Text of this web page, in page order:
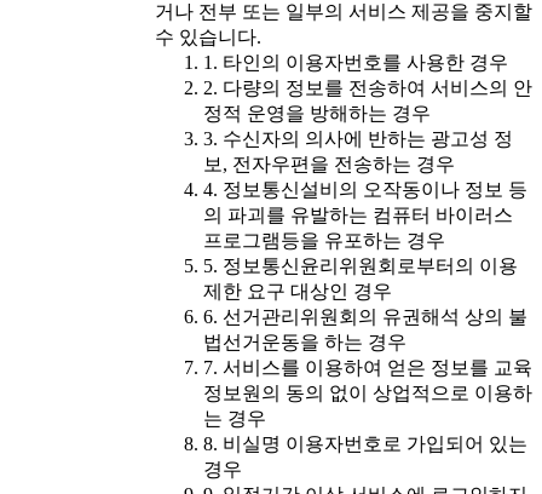
거나 전부 또는 일부의 서비스 제공을 중지할
수 있습니다.
1. 타인의 이용자번호를 사용한 경우
2. 다량의 정보를 전송하여 서비스의 안
정적 운영을 방해하는 경우
3. 수신자의 의사에 반하는 광고성 정
보, 전자우편을 전송하는 경우
4. 정보통신설비의 오작동이나 정보 등
의 파괴를 유발하는 컴퓨터 바이러스
프로그램등을 유포하는 경우
5. 정보통신윤리위원회로부터의 이용
제한 요구 대상인 경우
6. 선거관리위원회의 유권해석 상의 불
법선거운동을 하는 경우
7. 서비스를 이용하여 얻은 정보를 교육
정보원의 동의 없이 상업적으로 이용하
는 경우
8. 비실명 이용자번호로 가입되어 있는
경우